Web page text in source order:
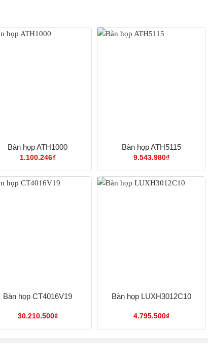
Bàn họp ATH1000
1.100.246₫
Bàn họp ATH5115
9.543.980₫
Bàn họp CT4016V19
30.210.500₫
Bàn họp LUXH3012C10
4.795.500₫